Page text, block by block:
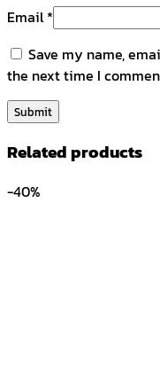
Email*
Save my name,
the next time I
Related products
-40%